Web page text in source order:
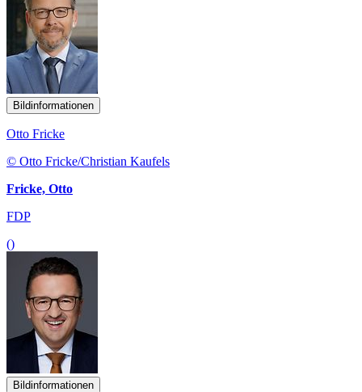
Bildinformationen
Otto Fricke
© Otto Fricke/Christian Kaufels
Fricke, Otto
FDP
()
Bildinformationen